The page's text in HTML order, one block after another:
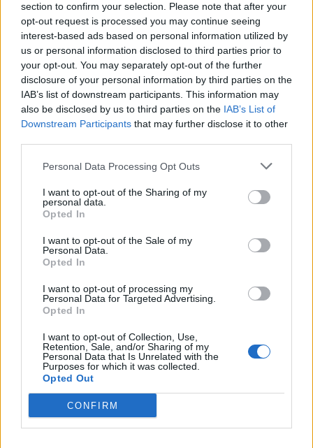
section to confirm your selection. Please note that after your
opt-out request is processed you may continue seeing
interest-based ads based on personal information utilized by
us or personal information disclosed to third parties prior to
your opt-out. You may separately opt-out of the further
disclosure of your personal information by third parties on the
IAB’s list of downstream participants. This information may
also be disclosed by us to third parties on the IAB’s List of
Downstream Participants that may further disclose it to other
Personal Data Processing Opt Outs
I want to opt-out of the Sharing of my
personal data.
Opted In
I want to opt-out of the Sale of my
Personal Data.
Opted In
I want to opt-out of processing my
Personal Data for Targeted Advertising.
Opted In
I want to opt-out of Collection, Use,
Retention, Sale, and/or Sharing of my
Personal Data that Is Unrelated with the
Purposes for which it was collected.
Opted Out
CONFIRM
S.A.R.I. SRL 0-1 milioni Arezzo
MARCOLIN
GIANLUIGI SRL
1-2 milioni Sesto Fiorentino
1-2 milioni
Guidonia
Montecelio
1-2 milioni Monterotondo
5-10 milioni
IDROMECCANICA
2-5 milioni Modugno
G.E.I. DI
GENTILINI A. E C.
1-2 milioni Brescia
VIMOTER SPA 5-10 milioni
AUTORICAMBI
CORI SRL
FDR PECORA SRL